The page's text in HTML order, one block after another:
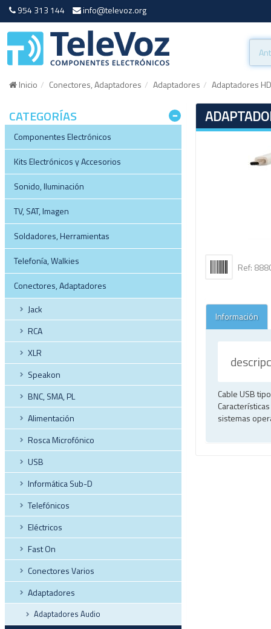
954 313 144 info@televoz.org
Inicio Conectores, Adaptadores Adaptadores Adaptadores
CATEGORÍAS
Componentes Electrónicos
Kits Electrónicos y Accesorios
Sonido, Iluminación
TV, SAT, Imagen
Soldadores, Herramientas
Telefonía, Walkies
Conectores, Adaptadores
Jack
RCA
XLR
Speakon
BNC, SMA, PL
Alimentación
Rosca Microfónico
USB
Informática Sub-D
Telefónicos
Eléctricos
Fast On
Conectores Varios
Adaptadores
Adaptadores Audio
Ref:
Información
Cable USB
sistemas